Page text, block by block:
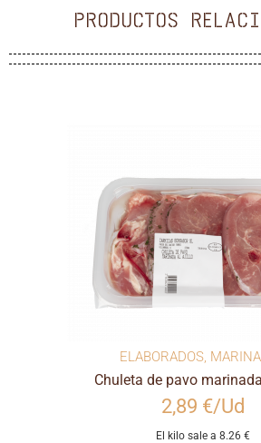
PRODUCTOS
ELABORADOS,
Chuleta de pavo
2,89 €/Ud
El kilo sale a 8.26 €